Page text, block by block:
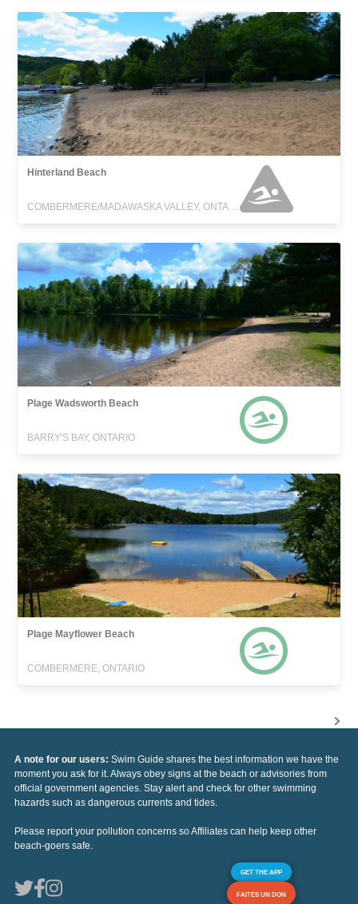
Hinterland Beach
COMBERMERE/MADAWASKA VALLEY, ONTARIO
Plage Wadsworth Beach
BARRY'S BAY, ONTARIO
Plage Mayflower Beach
COMBERMERE, ONTARIO
A note for our users: Swim Guide shares the best information we have the
moment you ask for it. Always obey signs at the beach or advisories from
official government agencies. Stay alert and check for other swimming
hazards such as dangerous currents and tides.
Please report your pollution concerns so Affiliates can help keep other
beach-goers safe.
GET THE APP
FAITES UN DON